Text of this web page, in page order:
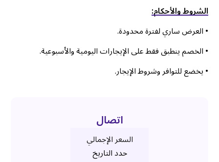
الشروط والأحكام:
• العرض ساري لفترة محدودة.
• الخصم ينطبق فقط على الإيجارات اليومية والأسبوعية.
• يخضع للتوافر وشروط الإيجار.
اتصال
السعر الإجمالي
حدد التاريخ